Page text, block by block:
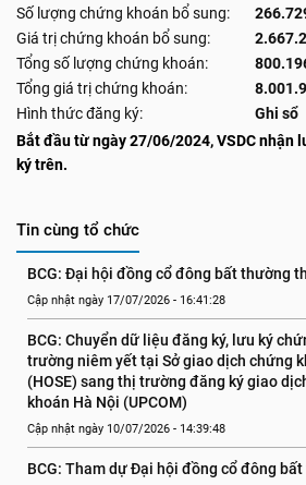
Số lượng chứng khoán bổ sung:
Giá trị chứng khoán bổ sung:
Tổng số lượng chứng khoán:
Tổng giá trị chứng khoán:
Hình thức đăng ký:
Ghi sổ
Bắt đầu từ ngày 27/06/2024, VSDC nhận
ký trên.
Tin cùng tổ chức
BCG: Đại hội đồng cổ đông bất thường
Cập nhật ngày 17/07/2026 - 16:41:28
BCG: Chuyển dữ liệu đăng ký, lưu ký
trường niêm yết tại Sở giao dịch chứng
(HOSE) sang thị trường đăng ký giao
khoán Hà Nội (UPCOM)
Cập nhật ngày 10/07/2026 - 14:39:48
BCG: Tham dự Đại hội đồng cổ đông